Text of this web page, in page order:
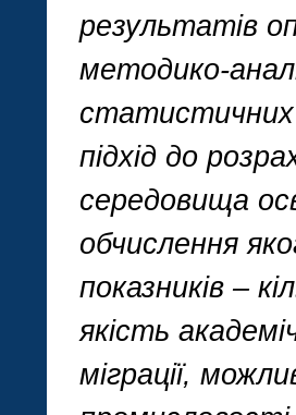
результатів
методико-
статистичних
підхід до
середовища
обчислення
показників –
якість
міграції,